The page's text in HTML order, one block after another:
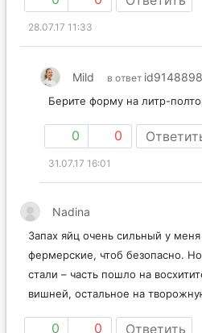
28.07.17 11:33
Mild в ответ id9148898
Берите форму на литр-
0 0
31.07.17 16:01
Nadina
Запах яйц очень сильный у
фермерские, чтоб безопасно.
стали – часть пошло на
вишней, остальное на
0 0 Ответить